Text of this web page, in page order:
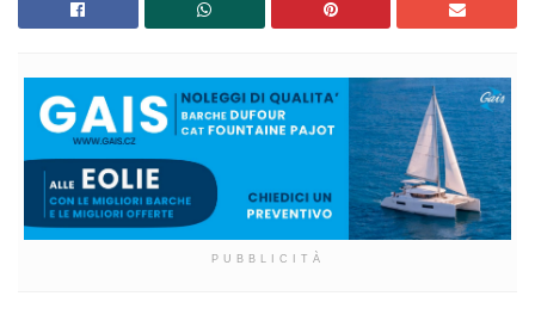
PUBBLICITÀ